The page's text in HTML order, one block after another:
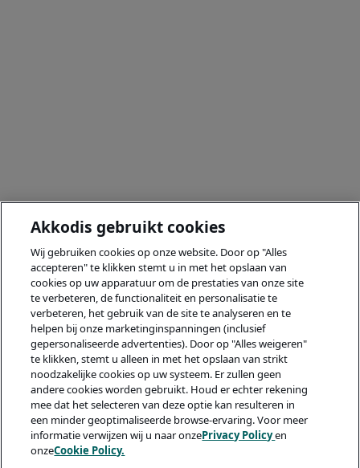
Akkodis gebruikt cookies
Wij gebruiken cookies op onze website. Door op "Alles
accepteren" te klikken stemt u in met het opslaan van
cookies op uw apparatuur om de prestaties van onze site
te verbeteren, de functionaliteit en personalisatie te
verbeteren, het gebruik van de site te analyseren en te
helpen bij onze marketinginspanningen (inclusief
gepersonaliseerde advertenties). Door op "Alles weigeren"
te klikken, stemt u alleen in met het opslaan van strikt
noodzakelijke cookies op uw systeem. Er zullen geen
andere cookies worden gebruikt. Houd er echter rekening
mee dat het selecteren van deze optie kan resulteren in
een minder geoptimaliseerde browse-ervaring. Voor meer
informatie verwijzen wij u naar onzePrivacy Policyen
onzeCookie Policy.